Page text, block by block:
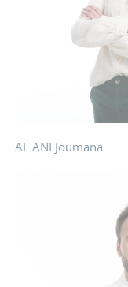
AL ANI Joumana